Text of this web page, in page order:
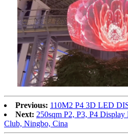
Previous: 110M2 P4 3D LED
Next: 250sqm P2, P3, P4
Club, Ningbo, Cina